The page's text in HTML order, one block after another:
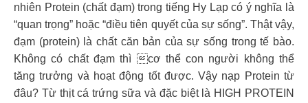
nhiên Protein (chất đạm) trong tiếng Hy Lạp có ý nghĩa là
“quan trọng” hoặc “điều tiên quyết của sự sống”. Thật vậy,
đạm (protein) là chất căn bản của sự sống trong tế bào.
Không có chất đạm thì cơ thể con người không thể
tăng trưởng và hoạt động tốt được. Vậy nạp Protein từ
đâu? Từ thịt cá trứng sữa và đặc biệt là HIGH PROTEIN